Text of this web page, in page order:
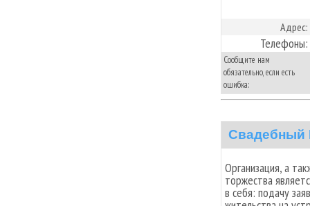
Адрес:
Телефоны:
Сообщите нам
обязательно, если есть
ошибка:
Свадебный
Организация, а
торжества
в себя: подачу